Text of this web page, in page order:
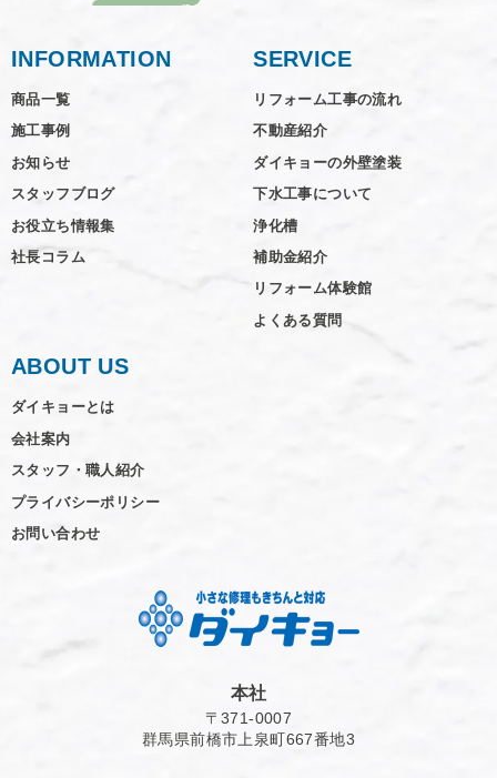
INFORMATION
商品一覧
施工事例
お知らせ
スタッフブログ
お役立ち情報集
社長コラム
SERVICE
リフォーム工事の流れ
不動産紹介
ダイキョーの外壁塗装
下水工事について
浄化槽
補助金紹介
リフォーム体験館
よくある質問
ABOUT US
ダイキョーとは
会社案内
スタッフ・職人紹介
プライバシーポリシー
お問い合わせ
本社
〒371-0007
群馬県前橋市上泉町667番地3